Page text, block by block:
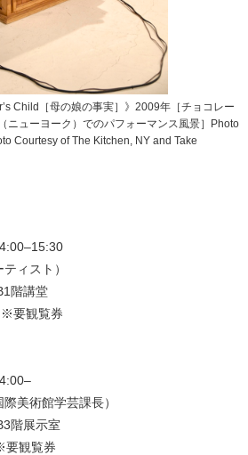
Child［母の娘の事実］》2009年［チョコレー
ニューヨーク）でのパフォーマンス風景］Photo
Courtesy of The Kitchen, NY and Take
ィスト）
階講堂
※要観覧券
美術館学芸課長）
階展示室
要観覧券